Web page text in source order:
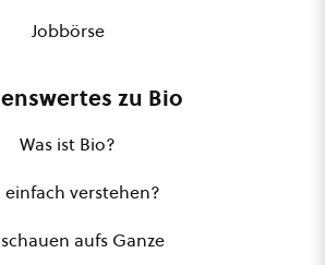
Jobbörse
zu Bio
Was ist Bio?
einfach verstehen?
aufs Ganze